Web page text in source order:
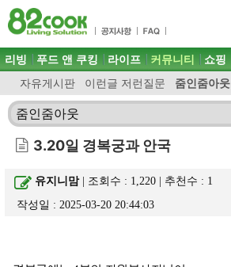
목차
주메뉴 바로가기
컨텐츠 바로가기
검색 바로가기
로그인 바로가기
주메뉴
리빙 푸드 앤 쿠킹 라이프 커뮤니티
자유게시판 이런글 저런질문 줌인줌아웃
쇼핑
줌인줌아웃
3.20일 경복궁과 안국
유지니맘| 조회수 : 1,220 | 추천수 : 1
작성일 : 2025-03-20 20:44:03